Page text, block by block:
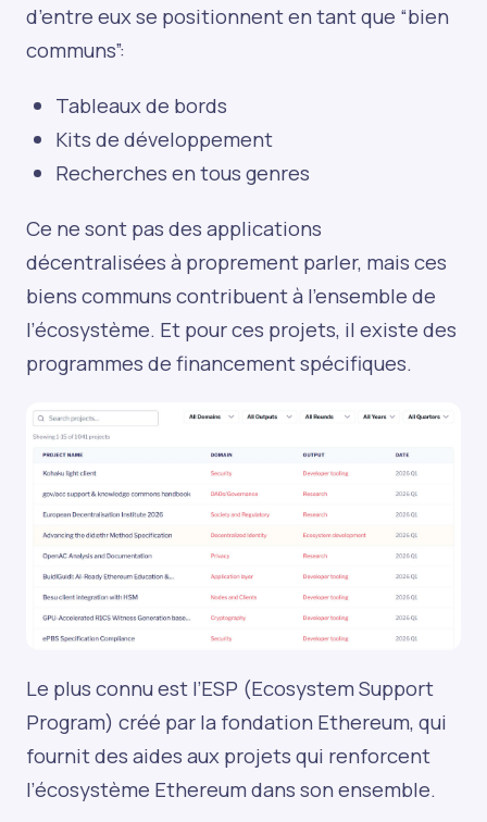
d’entre eux se positionnent en tant que “bien
communs”:
Tableaux de bords
Kits de développement
Recherches en tous genres
Ce ne sont pas des applications
décentralisées à proprement parler, mais ces
biens communs contribuent à l’ensemble de
l’écosystème. Et pour ces projets, il existe des
programmes de financement spécifiques.
Le plus connu est l’ESP (Ecosystem Support
Program) créé par la fondation Ethereum, qui
fournit des aides aux projets qui renforcent
l’écosystème Ethereum dans son ensemble.